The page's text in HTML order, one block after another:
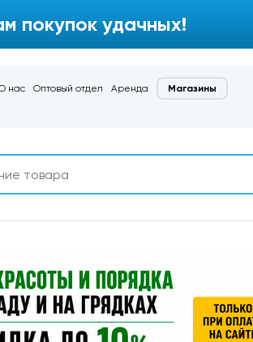
покупок удачных!
нас Оптовый отдел Аренда Магазины